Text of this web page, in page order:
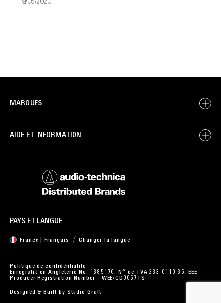
19/05/2020
MARQUES
AIDE ET INFORMATION
PAYS ET LANGUE
France | Français Changer la langue
Politique de confidentialité
Enregistré en Angleterre No. 1385176, N° de TVA 233 0110 35. EEE
Producer Registration Number - WEE/CD0057TS
Designed & Built by Studio Graft